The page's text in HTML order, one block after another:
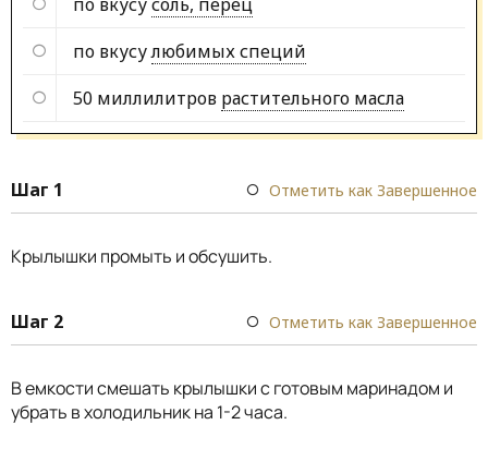
по вкусулюбимых специй
50 миллилитров растительного масла
Шаг 1 Отметить как Завершенное
Крылышки промыть и обсушить.
Шаг 2 Отметить как Завершенное
В емкости смешать крылышки с готовым маринадом и
убрать в холодильник на 1-2 часа.